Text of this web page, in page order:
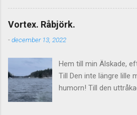
tillfälligtvis stänga av kommentarerna
inläggen. Jag vill inte stänga av
eftersom jag tycker att de är givande
tongångarna ibland blir hårda så kan
personliga sakerna så får det lova att
direktrelaterat. Så för det mer gängse
diskussionsmaterialet - kommentera
upp den ute till höger också så att
Vortex. Råbjörk.
-december 13, 2022
Hem till min Älskade,
Till Den inte längre lille
humorn! Till den
lekfulla. Från inte-ett-